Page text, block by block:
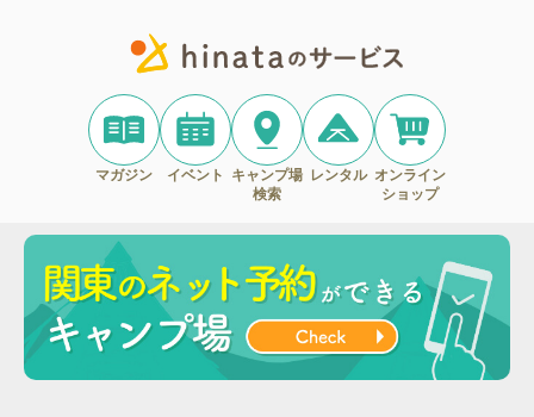
マガジン イベント
キャンプ場
検索
レンタル オンライン
ショップ